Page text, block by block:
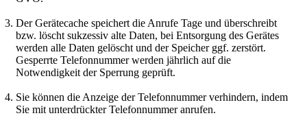
Der Gerätecache speichert die Anrufe Tage und überschreibt
bzw. löscht sukzessiv alte Daten, bei Entsorgung des Gerätes
werden alle Daten gelöscht und der Speicher ggf. zerstört.
Gesperrte Telefonnummer werden jährlich auf die
Notwendigkeit der Sperrung geprüft.
Sie können die Anzeige der Telefonnummer verhindern, indem
Sie mit unterdrückter Telefonnummer anrufen.